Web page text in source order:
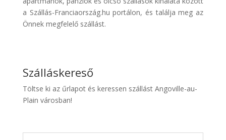
Transzfer
a Szállás-Franciaország.hu portálon, és találja meg az
Önnek megfelelő szállást.
Szálláskereső
Töltse ki az űrlapot és keressen szállást Angoville-au-
Plain városban!